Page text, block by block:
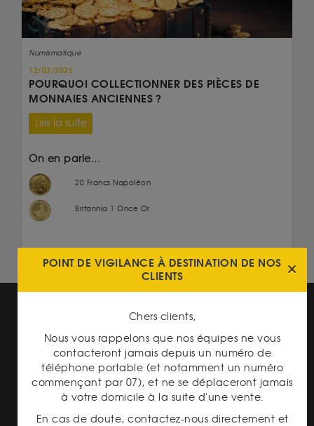
Numismatique
12/03/2025
POURQUOI COLLECTIONNER DES PIÈCES DE
MONNAIES ANCIENNES ?
Lire la suite
On en parle...
20 Francs Napoléon
Britannia 1 Once Or
LIVRAISON ASSURÉE
POINT DE VIGILANCE À DESTINATION DE NOS
CLIENTS
Chers clients,
Nous vous rappelons que nos équipes ne vous
contacteront jamais depuis un numéro de
téléphone portable (et notamment un numéro
commençant par 07), et ne se déplaceront jamais
à votre domicile à la suite d'une vente.
En cas de doute, contactez-nous directement et